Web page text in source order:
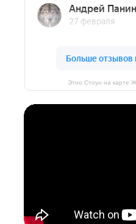
Этно Стоун на карте